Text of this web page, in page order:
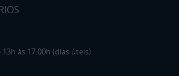
às 17:00h (dias úteis).